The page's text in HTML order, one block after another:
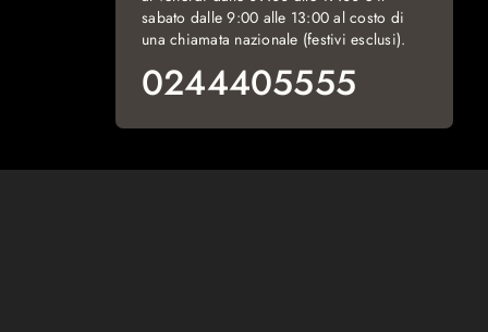
sabato dalle 9:00 alle 13:00 al costo di
una chiamata nazionale (festivi esclusi).
0244405555